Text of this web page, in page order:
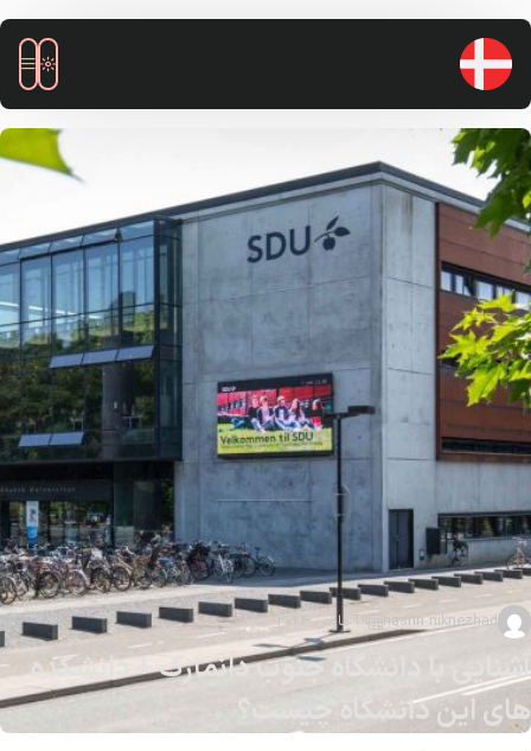
nasrin niknezhad 19 مارس 2024
آشنایی با دانشگاه جنوب دانمارک + دانشکده
های این دانشگاه چیست؟